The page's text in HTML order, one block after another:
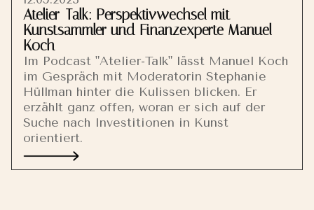
Atelier-Talk: Perspektivwechsel mit
Kunstsammler und Finanzexperte Manuel
Koch
Im Podcast "Atelier-Talk" lässt Manuel Koch
im Gespräch mit Moderatorin Stephanie
Hüllman hinter die Kulissen blicken. Er
erzählt ganz offen, woran er sich auf der
Suche nach Investitionen in Kunst
orientiert.